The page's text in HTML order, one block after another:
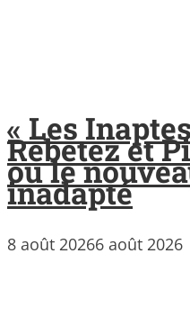
« Les
Rebetez et
ou le
inadapté
8 août 20266 août 2026